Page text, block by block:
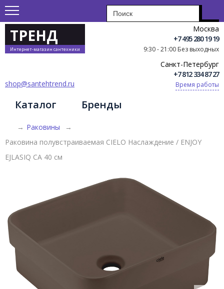
ТРЕНД
Интернет-магазин сантехники
Москва
+7 495 280 19 19
9:30 - 21:00 Без выходных
Санкт-Петербург
+7 812 334 87 27
Время работы
shop@santehtrend.ru
Каталог Бренды
→ Раковины
→
Раковина полувстраиваемая CIELO Наслаждение / ENJOY
EJLASIQ CA 40 см